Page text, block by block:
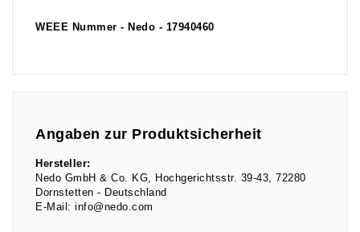
WEEE Nummer - Nedo - 17940460
Angaben zur Produktsicherheit
Hersteller:
Nedo GmbH & Co. KG
Hochgerichtsstr. 39-43
72280
Dornstetten
Deutschland
E-Mail: info@nedo.com